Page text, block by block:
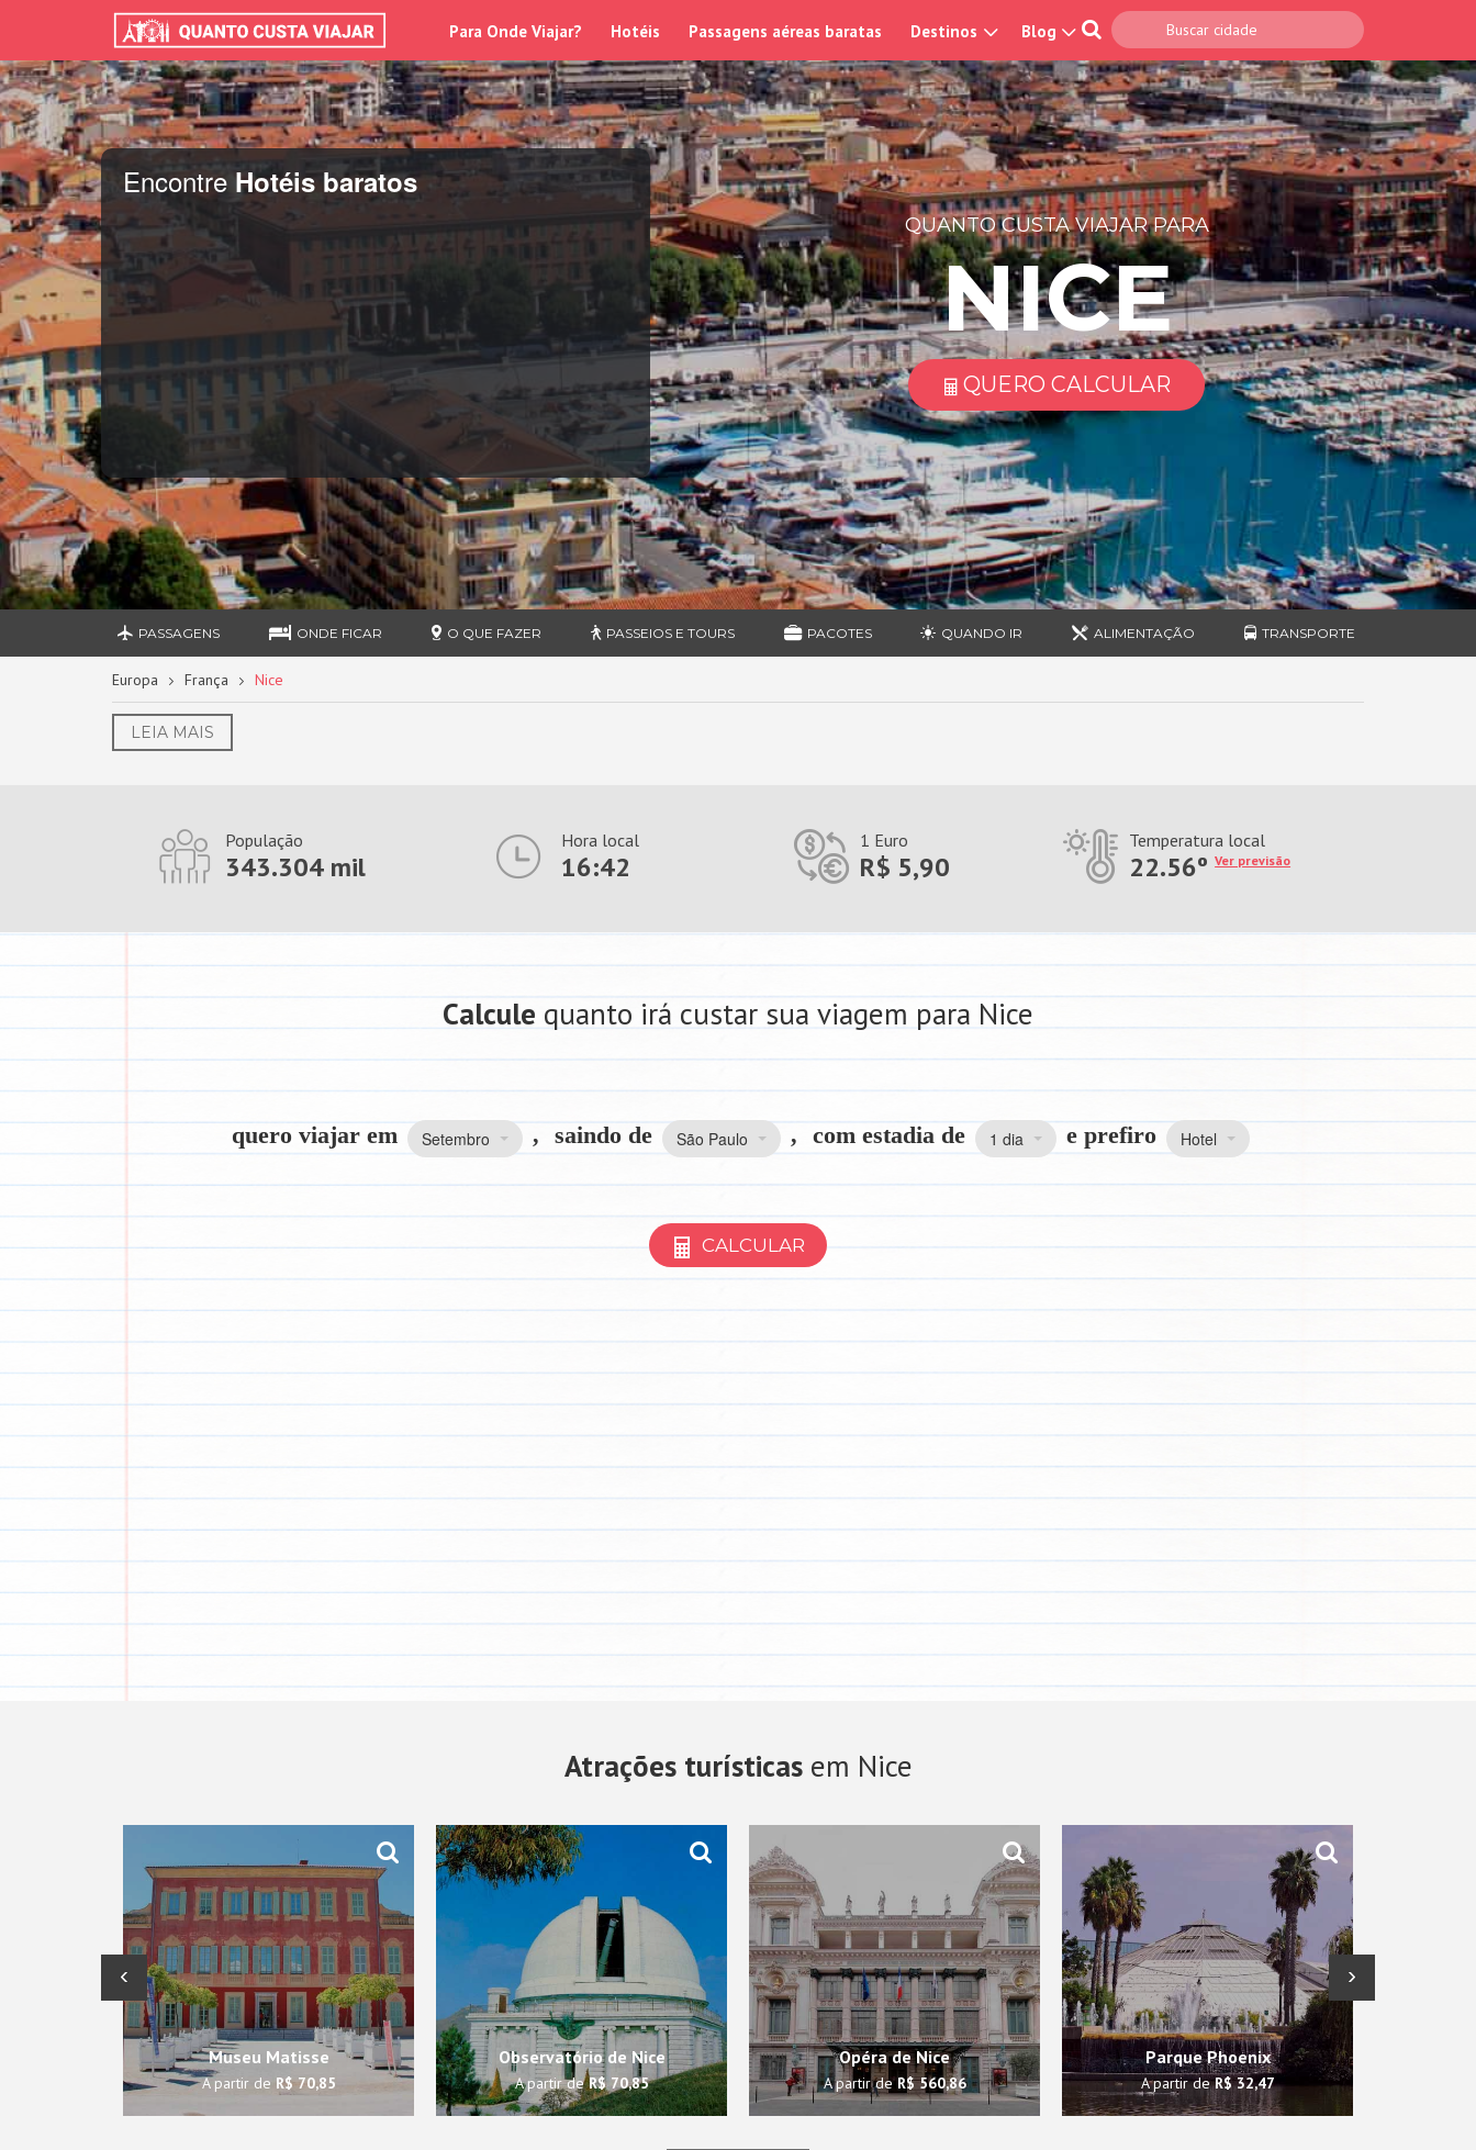
Para Onde Viajar? Hotéis Passagens aéreas baratas Destinos Blog
Encontre Hotéis baratos
QUANTO CUSTA VIAJAR PARA
NICE
QUERO CALCULAR
PASSAGENS ONDE FICAR O QUE FAZER PASSEIOS E TOURS PACOTES QUANDO IR ALIMENTAÇÃO TRANSPORTE
Europa França Nice
LEIA MAIS
População
343.304 mil
Hora local
16:42
1 Euro
R$ 5,90
Temperatura local
22.56ºVer previsão
Calcule quanto irá custar sua viagem para Nice
quero viajar em Setembro , saindo de São Paulo , com estadia de 1 dia e prefiro Hotel
CALCULAR
Atrações turísticasem Nice
Museu Matisse
A partir de R$ 70,85
Observatório de Nice
A partir deR$ 70,85
Opéra de Nice
A partir deR$ 560,86
Parque Phoenix
A partir deR$ 32,47
‹ ›